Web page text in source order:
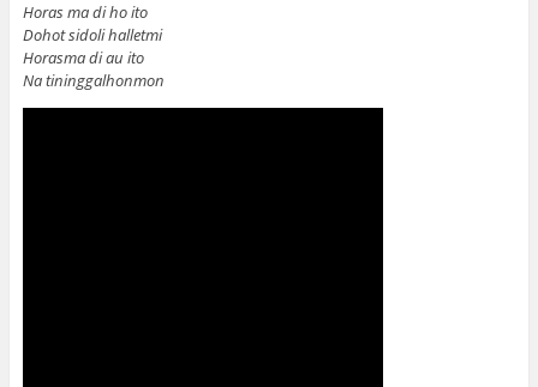
Horas ma di ho ito
Dohot sidoli halletmi
Horasma di au ito
Na tininggalhonmon